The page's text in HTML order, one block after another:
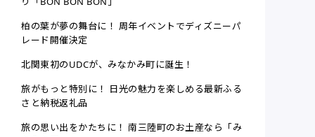
柏の葉が夢の舞台に！ 周年イベントでディズニーパ
レード開催決定
北関東初のUDCが、みなかみ町に誕生！
旅がもっと特別に！ 日光の魅力を楽しめる最新ふる
さと納税返礼品
旅の思い出をかたちに！ 南三陸町のお土産なら「み